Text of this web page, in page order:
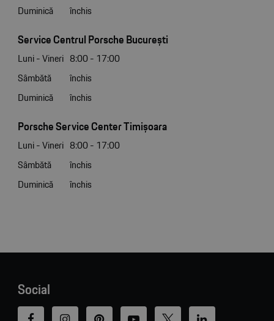
Duminică
închis
Service Centrul Porsche București
Luni - Vineri 8:00 - 17:00
Sâmbătă
închis
Duminică
închis
Porsche Service Center Timișoara
Luni - Vineri 8:00 - 17:00
Sâmbătă
închis
Duminică
închis
Social